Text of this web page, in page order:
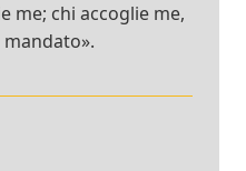
me; chi accoglie me,